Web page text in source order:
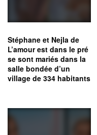
Stéphane et Nejla de
L’amour est dans le pré
se sont mariés dans la
salle bondée d’un
village de 334 habitants